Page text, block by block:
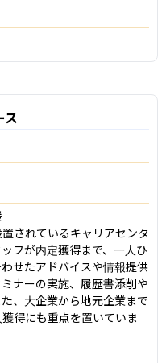
ス
されているキャリアセンタ
フが内定獲得まで、一人ひ
せたアドバイスや情報提供
ナーの実施、履歴書添削や
、大企業から地元企業まで
得にも重点を置いていま